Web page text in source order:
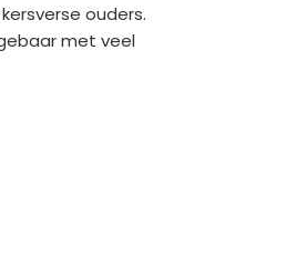
ouders.
met veel